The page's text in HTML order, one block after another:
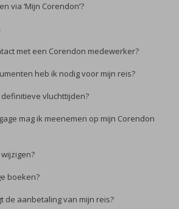
via ‘Mijn Corendon’?
met een Corendon medewerker?
heb ik nodig voor mijn reis?
vluchttijden?
mag ik meenemen op mijn Corendon
boeken?
de aanbetaling van mijn reis?